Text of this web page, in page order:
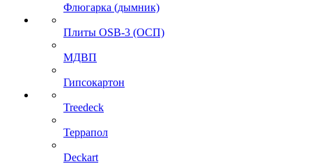
Флюгарка (дымник)
Плиты OSB-3 (ОСП)
МДВП
Гипсокартон
Treedeck
Террапол
Deckart